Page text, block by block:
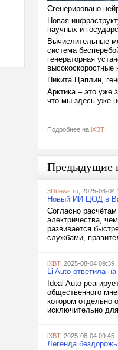
Сгенерировано
Новая
научных и
Вычислительные
система
генераторная
высокоскоростные
Никита Цаплин,
Арктика – это уже
что мы здесь уже
Подробнее на iXBT
Предыдущие
3Dnews.ru , 2025-08-04
Новый ИИ ЦОД в
Согласно
электричества,
развивается
службами,
iXBT, 2025-08-04 09:39
Li Auto ответила
Ideal Auto
общественного
котором отдельно
исключительно
iXBT, 2025-08-04 09:45
Легенда